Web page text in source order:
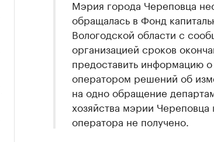
Мэрия города Череповца
обращалась в Фонд
Вологодской области с
организацией сроков
предоставить информацию
оператором решений об
на одно обращение
хозяйства мэрии Череповца
оператора не получено.